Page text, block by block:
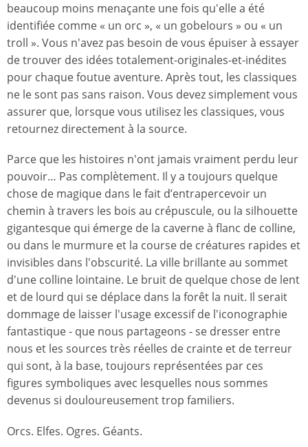
beaucoup moins menaçante une fois qu'elle a été
identifiée comme « un orc », « un gobelours » ou « un
troll ». Vous n'avez pas besoin de vous épuiser à essayer
de trouver des idées totalement-originales-et-inédites
pour chaque foutue aventure. Après tout, les classiques
ne le sont pas sans raison. Vous devez simplement vous
assurer que, lorsque vous utilisez les classiques, vous
retournez directement à la source.
Parce que les histoires n'ont jamais vraiment perdu leur
pouvoir… Pas complètement. Il y a toujours quelque
chose de magique dans le fait d’entrapercevoir un
chemin à travers les bois au crépuscule, ou la silhouette
gigantesque qui émerge de la caverne à flanc de colline,
ou dans le murmure et la course de créatures rapides et
invisibles dans l'obscurité. La ville brillante au sommet
d'une colline lointaine. Le bruit de quelque chose de lent
et de lourd qui se déplace dans la forêt la nuit. Il serait
dommage de laisser l'usage excessif de l'iconographie
fantastique - que nous partageons - se dresser entre
nous et les sources très réelles de crainte et de terreur
qui sont, à la base, toujours représentées par ces
figures symboliques avec lesquelles nous sommes
devenus si douloureusement trop familiers.
Orcs. Elfes. Ogres. Géants.